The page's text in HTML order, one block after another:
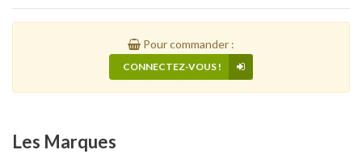
Pour commander :
CONNECTEZ-VOUS !
Les Marques